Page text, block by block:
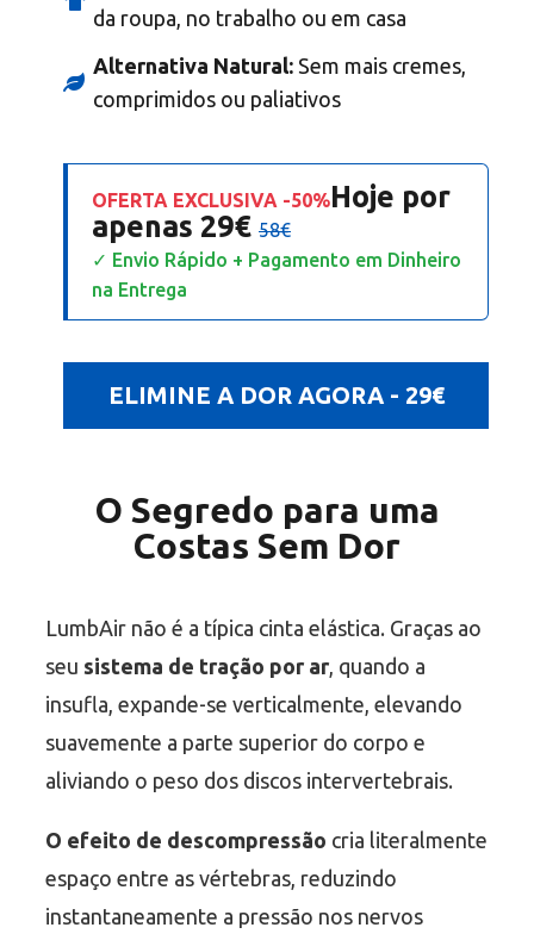
da roupa, no trabalho ou em casa
Alternativa Natural: Sem mais cremes,
comprimidos ou paliativos
OFERTA EXCLUSIVA -50%Hoje por
apenas 29€ 58€
✓ Envio Rápido + Pagamento em Dinheiro
na Entrega
ELIMINE A DOR AGORA - 29€
O Segredo para uma
Costas Sem Dor
LumbAir não é a típica cinta elástica. Graças ao
seu sistema de tração por ar , quando a
insufla, expande-se verticalmente, elevando
suavemente a parte superior do corpo e
aliviando o peso dos discos intervertebrais.
O efeito de descompressão cria literalmente
espaço entre as vértebras, reduzindo
instantaneamente a pressão nos nervos